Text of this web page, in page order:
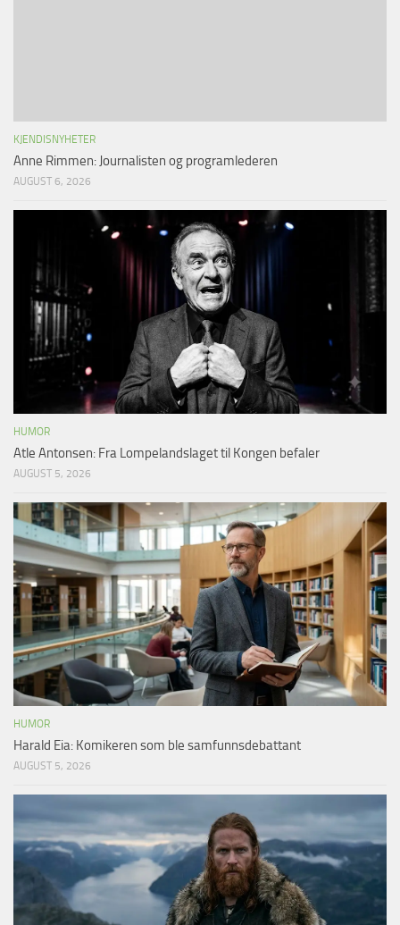
KJENDISNYHETER
Anne Rimmen: Journalisten og programlederen
AUGUST 6, 2026
HUMOR
Atle Antonsen: Fra Lompelandslaget til Kongen befaler
AUGUST 5, 2026
HUMOR
Harald Eia: Komikeren som ble samfunnsdebattant
AUGUST 5, 2026